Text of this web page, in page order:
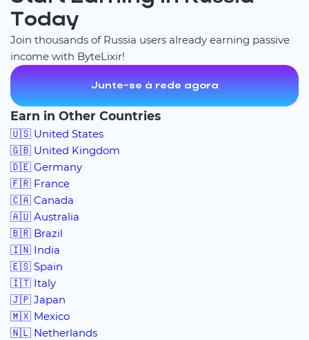
Today
Join thousands of Russia users already earning passive
income with ByteLixir!
Junte-se à rede agora
Earn in Other Countries
🇺🇸 United States
🇬🇧 United Kingdom
🇩🇪 Germany
🇫🇷 France
🇨🇦 Canada
🇦🇺 Australia
🇧🇷 Brazil
🇮🇳 India
🇪🇸 Spain
🇮🇹 Italy
🇯🇵 Japan
🇲🇽 Mexico
🇳🇱 Netherlands